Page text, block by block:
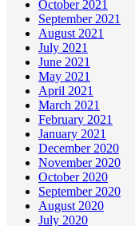
October 2021
September 2021
August 2021
July 2021
June 2021
May 2021
April 2021
March 2021
February 2021
January 2021
December 2020
November 2020
October 2020
September 2020
August 2020
July 2020